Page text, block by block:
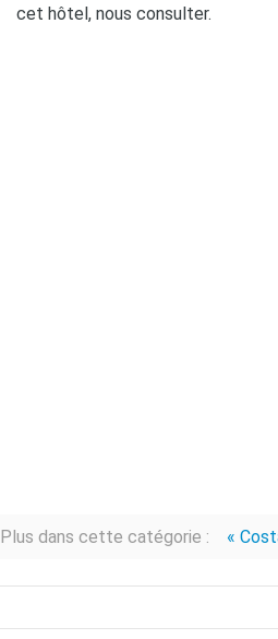
cet hôtel, nous consulter.
Plus dans cette catégorie : «